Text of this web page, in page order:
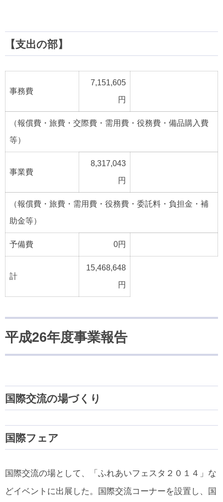
【支出の部】
事務費
7,151,605
円
（報償費・旅費・交際費・需用費・役務費・備品購入費
等）
事業費
8,317,043
円
（報償費・旅費・需用費・役務費・委託料・負担金・補
助金等）
予備費 0円
計
15,468,648
円
平成26年度事業報告
国際交流の場づくり
国際フェア
国際交流の場として、「ふれあいフェスタ２０１４」な
どイベントに出展した。国際交流コーナーを設置し、国